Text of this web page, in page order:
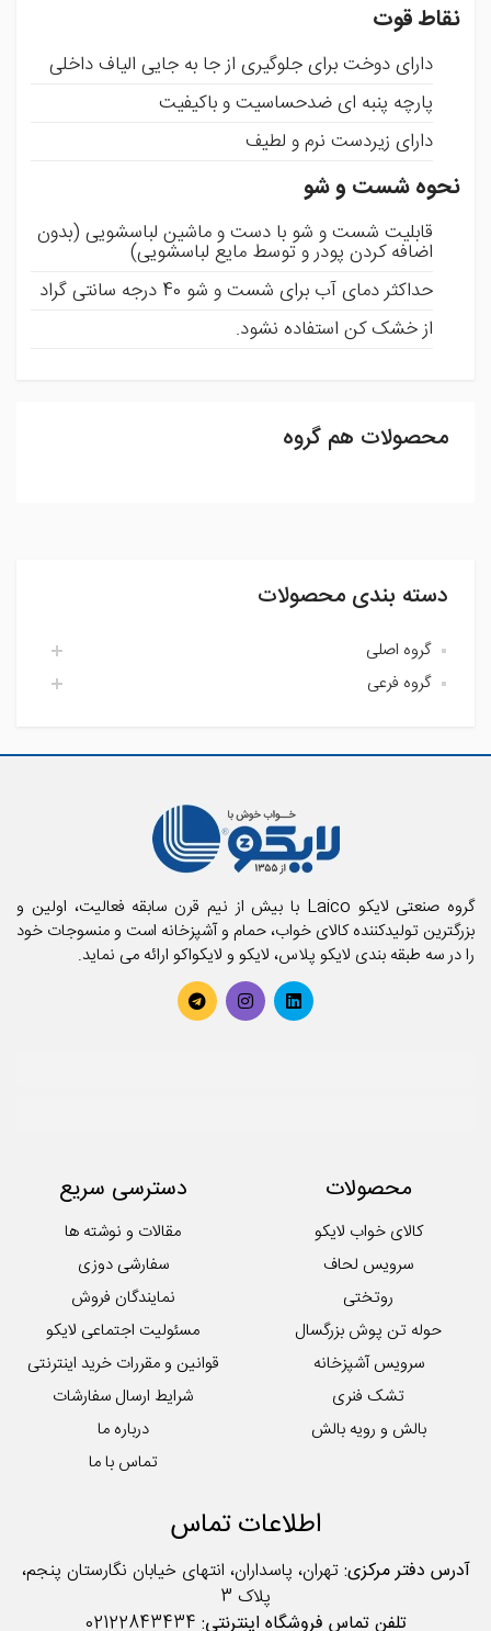
دسته بندی محصولات
گروه اصلی
اتاق خواب لایکو
حمام لایکو
گروه فرعی
بالش و رویه بالش
تشک فنری و محافظ تشک
تشک میهمان و سفری
حوله استخری
حوله تن پوش بزرگسال
حوله تن پوش کودک
کوسن
محصولات تکی آشپزخانه
نقاط قوت
دارای دوخت برای جلوگیری از جا به جایی الیاف داخلی
پارچه پنبه ای ضدحساسیت و باکیفیت
دارای زیردست نرم و لطیف
نحوه شست و شو
قابلیت شست و شو با دست و ماشین لباسشویی (بدون
اضافه کردن پودر و توسط مایع لباسشویی)
حداکثر دمای آب برای شست و شو 40 درجه سانتی گراد
از خشک کن استفاده نشود.
ثبت نظر
افزودن نظر
محصولات هم گروه
گروه صنعتی لایکو Laico با بیش از نیم قرن سابقه فعالیت، اولین و
بزرگترین تولیدکننده کالای خواب، حمام و آشپزخانه است و منسوجات خود
را در سه طبقه بندی لایکو پلاس، لایکو و لایکواکو ارائه می نماید.
محصولات
کالای خواب لایکو
سرویس لحاف
روتختی
حوله تن پوش بزرگسال
سرویس آشپزخانه
تشک فنری
بالش و رویه بالش
دسترسی سریع
مقالات و نوشته ها
سفارشی دوزی
نمایندگان فروش
مسئولیت اجتماعی لایکو
قوانین و مقررات خرید اینترنتی
شرایط ارسال سفارشات
درباره ما
تماس با ما
اطلاعات تماس
آدرس دفتر مرکزی:تهران، پاسداران، انتهای خیابان نگارستان پنجم،
پلاک 3
تلفن تماس فروشگاه اینترنتی: